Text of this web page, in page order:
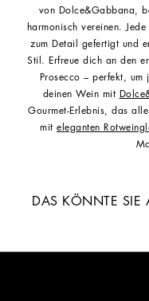
von Dolce&Gabbana,
harmonisch vereinen.
zum Detail gefertigt und
Stil. Erfreue dich an den
Prosecco – perfekt, um
deinen Wein mit
Gourmet-Erlebnis, das
mit eleganten
DAS KÖNNTE SIE